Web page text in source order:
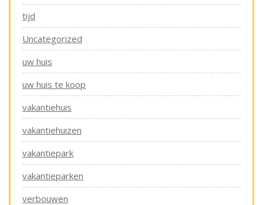
tijd
Uncategorized
uw huis
uw huis te koop
vakantiehuis
vakantiehuizen
vakantiepark
vakantieparken
verbouwen